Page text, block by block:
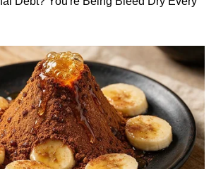
కి కారు లేదు. స్టార్ కమెడియన్
అనిపించిందట. ఎలాంటి కారు
ఎవరినైనా సలహా
తన బడ్జెట్ కి తగ్గట్లుగా ఐ 10
ప్రముఖ నిర్మాత, హీరో రామ్
స్రవంతి రవి కిషోర్ కి ఈ
సార్ నేను ఐ 10 కారు కొనాలని
చెప్పారట.